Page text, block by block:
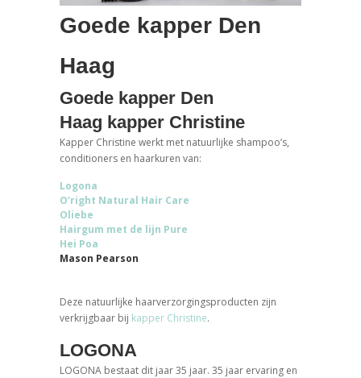
Goede kapper Den
Haag
Goede kapper Den
Haag kapper Christine
Kapper Christine werkt met natuurlijke shampoo’s,
conditioners en haarkuren van:
Logona
O’right Natural Hair Care
Oliebe
Hairgum met de lijn Pure
Hei Poa
Mason Pearson
Deze natuurlijke haarverzorgingsproducten zijn
verkrijgbaar bij kapper Christine.
LOGONA
LOGONA bestaat dit jaar 35 jaar. 35 jaar ervaring en